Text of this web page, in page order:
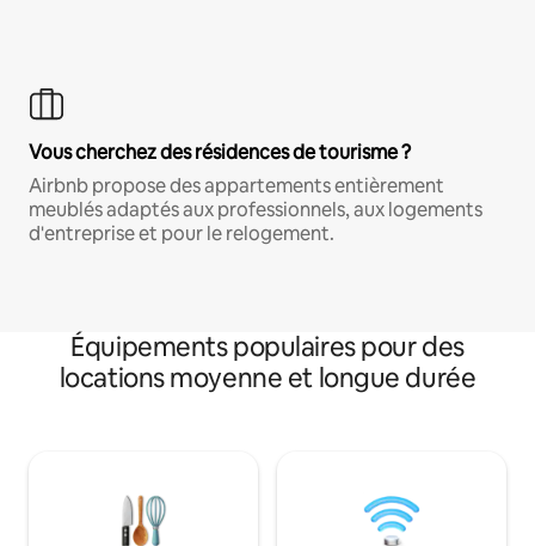
Vous cherchez des résidences de tourisme ?
Airbnb propose des appartements entièrement
meublés adaptés aux professionnels, aux logements
d'entreprise et pour le relogement.
Équipements populaires pour des
locations moyenne et longue durée